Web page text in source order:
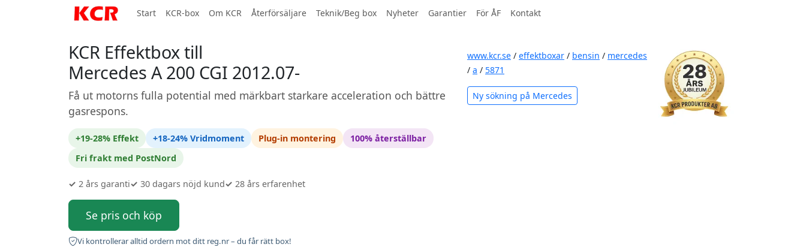
Start KCR-box Om KCR Återförsäljare Teknik/Beg box Nyheter Garantier För ÅF Kontakt
KCR Effektbox till
Mercedes A 200 CGI 2012.07-
Få ut motorns fulla potential med märkbart starkare acceleration och bättre
gasrespons.
+19-28% Effekt +18-24% Vridmoment Plug-in montering
100% återställbar
Fri frakt med PostNord
✓ 2 års garanti✓ 30 dagars nöjd kund✓ 28 års erfarenhet
Se pris och köp
Vi kontrollerar alltid ordern mot ditt reg.nr – du får rätt box!
www.kcr.se / effektboxar / bensin / mercedes
/ a / 5871
Ny sökning på Mercedes